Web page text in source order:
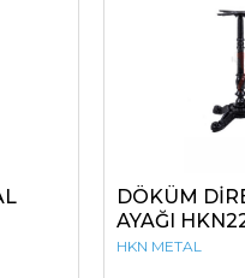
DÖKÜM
AYAĞI
HKN METAL